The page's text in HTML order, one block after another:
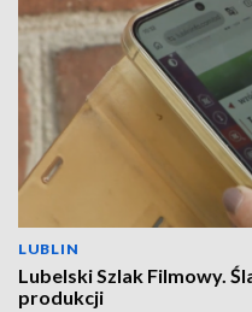
LUBLIN
Lubelski Szlak Filmowy.
produkcji